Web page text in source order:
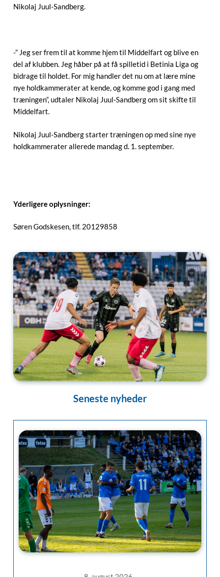
Nikolaj Juul-Sandberg.
-” Jeg ser frem til at komme hjem til Middelfart og blive en
del af klubben. Jeg håber på at få spilletid i Betinia Liga og
bidrage til holdet. For mig handler det nu om at lære mine
nye holdkammerater at kende, og komme god i gang med
træningen”, udtaler Nikolaj Juul-Sandberg om sit skifte til
Middelfart.
Nikolaj Juul-Sandberg starter træningen op med sine nye
holdkammerater allerede mandag d. 1. september.
Yderligere oplysninger:
Søren Godskesen, tlf. 20129858
Seneste nyheder